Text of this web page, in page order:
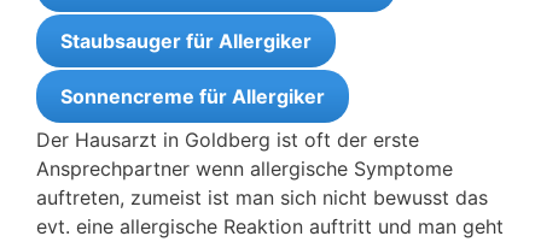
Staubsauger für Allergiker
Sonnencreme für Allergiker
Der Hausarzt in Goldberg ist oft der erste
Ansprechpartner wenn allergische Symptome
auftreten, zumeist ist man sich nicht bewusst das
evt. eine allergische Reaktion auftritt und man geht